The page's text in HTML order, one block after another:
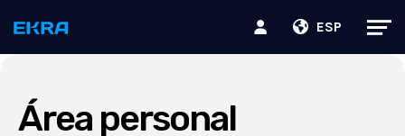
ESP
Área personal